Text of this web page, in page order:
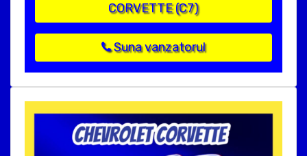
CORVETTE (C7)
Suna vanzatorul